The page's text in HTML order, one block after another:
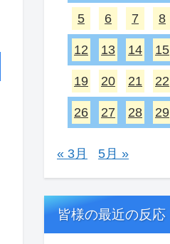
5 6 7 8
12 13 14 15
19 20 21 22
26 27 28 29
« 3月 5月 »
皆様の最近の反応